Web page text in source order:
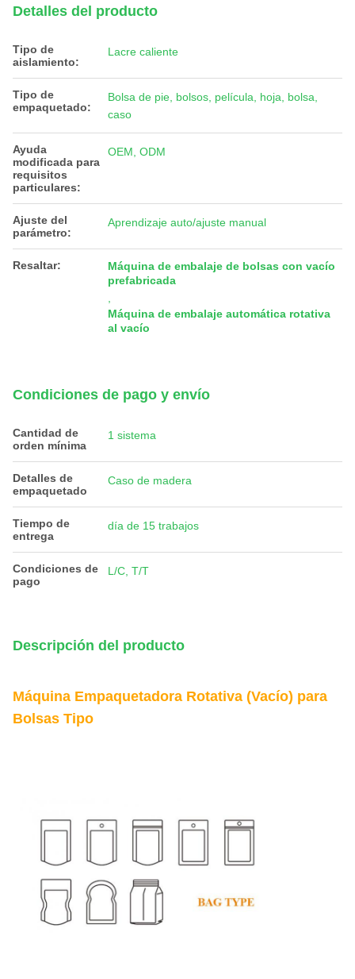
Detalles del producto
Tipo de
aislamiento:
Lacre caliente
Tipo de
empaquetado:
Bolsa de pie, bolsos, película, hoja, bolsa,
caso
Ayuda
modificada para
requisitos
particulares:
OEM, ODM
Ajuste del
parámetro:
Aprendizaje auto/ajuste manual
Resaltar:
Máquina de embalaje de bolsas con vacío
prefabricada
Máquina de embalaje automática rotativa
al vacío
Condiciones de pago y envío
Cantidad de
orden mínima
1 sistema
Detalles de
empaquetado
Caso de madera
Tiempo de
entrega
día de 15 trabajos
Condiciones de
pago
L/C, T/T
Descripción del producto
Máquina Empaquetadora Rotativa (Vacío) para
Bolsas Tipo